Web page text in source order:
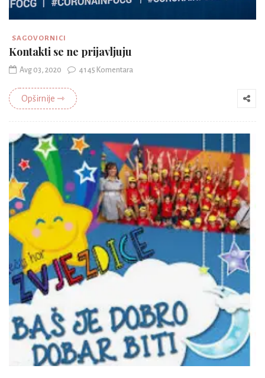
SAGOVORNICI
Kontakti se ne prijavljuju
Avg 03, 2020 4145 Komentara
Opširnije ⇾